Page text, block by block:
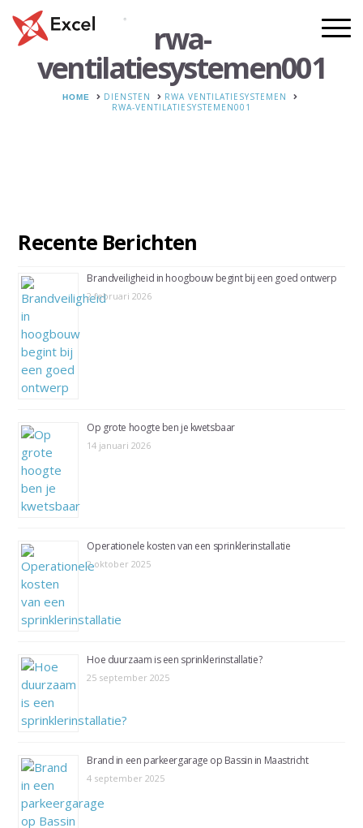
rwa-
ventilatiesystemen001
HOME
DIENSTEN
RWA VENTILATIESYSTEMEN
RWA-VENTILATIESYSTEMEN001
Recente Berichten
Brandveiligheid in hoogbouw begint bij een goed ontwerp
2 februari 2026
Op grote hoogte ben je kwetsbaar
14 januari 2026
Operationele kosten van een sprinklerinstallatie
2 oktober 2025
Hoe duurzaam is een sprinklerinstallatie?
25 september 2025
Brand in een parkeergarage op Bassin in Maastricht
4 september 2025